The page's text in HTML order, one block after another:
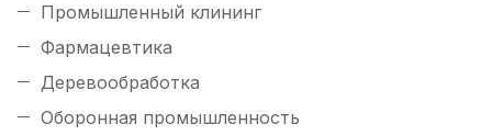
Промышленный клининг
Фармацевтика
Деревообработка
Оборонная промышленность